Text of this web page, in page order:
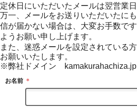
定休日にいただいたメールは翌営業
万一、メールをお送りいただいたに
信が届かない場合は、大変お手数で
ようお願い申し上げます。
また、迷惑メールを設定されている
お願いいたします。
※弊社ドメイン kamakurahachiza.jp
お名前 ＊